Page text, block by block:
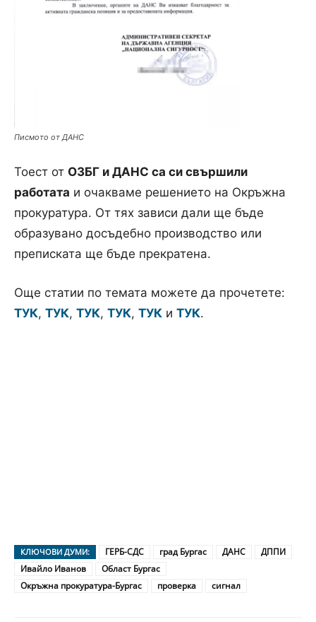
Писмото от ДАНС
Тоест от ОЗБГ и ДАНС са си свършили
работата и очакваме решението на Окръжна
прокуратура. От тях зависи дали ще бъде
образувано досъдебно производство или
преписката ще бъде прекратена.
Още статии по темата можете да прочетете:
ТУК, ТУК, ТУК, ТУК, ТУК и ТУК.
КЛЮЧОВИ ДУМИ: ГЕРБ-СДС град Бургас ДАНС
ДППИ
Ивайло Иванов
Област Бургас
Окръжна прокуратура-Бургас
проверка сигнал